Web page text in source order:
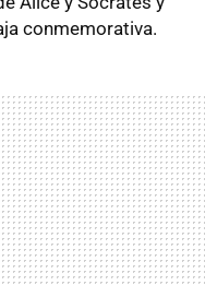
conmemorativa.